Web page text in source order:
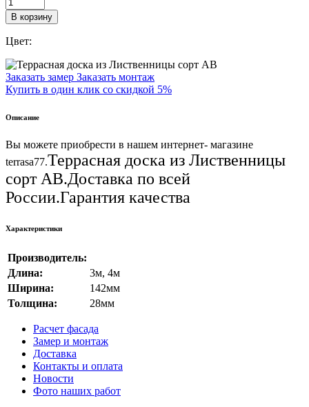
В корзину
Цвет:
Заказать замер Заказать монтаж
Купить в один клик со скидкой 5%
Описание
Вы можете приобрести в нашем интернет- магазине
terrasa77.Террасная доска из Лиственницы
сорт АВ.Доставка по всей
России.Гарантия качества
Характеристики
Производитель:
Длина:
3м, 4м
Ширина:
142мм
Толщина:
28мм
Расчет фасада
Замер и монтаж
Доставка
Контакты и оплата
Новости
Фото наших работ